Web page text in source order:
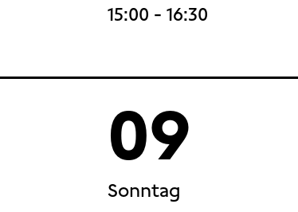
15:00 - 16:30
09
Sonntag